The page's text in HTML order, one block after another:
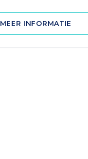
MEER INFORMATIE